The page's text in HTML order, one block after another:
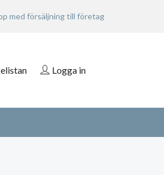
med försäljning till företag
Logga in